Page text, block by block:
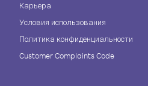
Карьера
Условия использования
Политика конфиденциальности
Customer Complaints Code